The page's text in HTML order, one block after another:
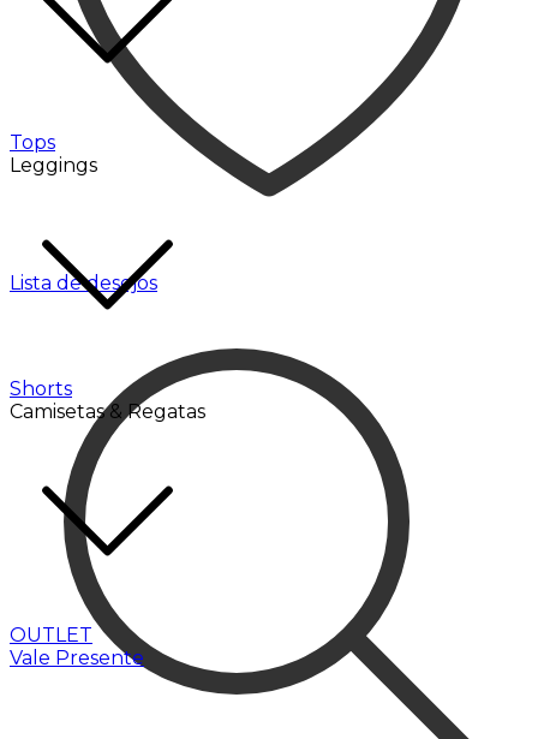
Tops
Leggings
Shorts
Camisetas & Regatas
OUTLET
Vale Presente
Lista de desejos